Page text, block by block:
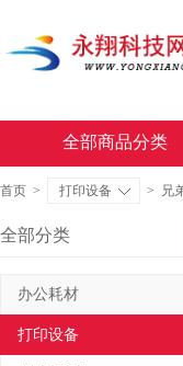
全部商品分类
首页 > 打印设备 > 兄
全部分类
办公耗材
打印设备